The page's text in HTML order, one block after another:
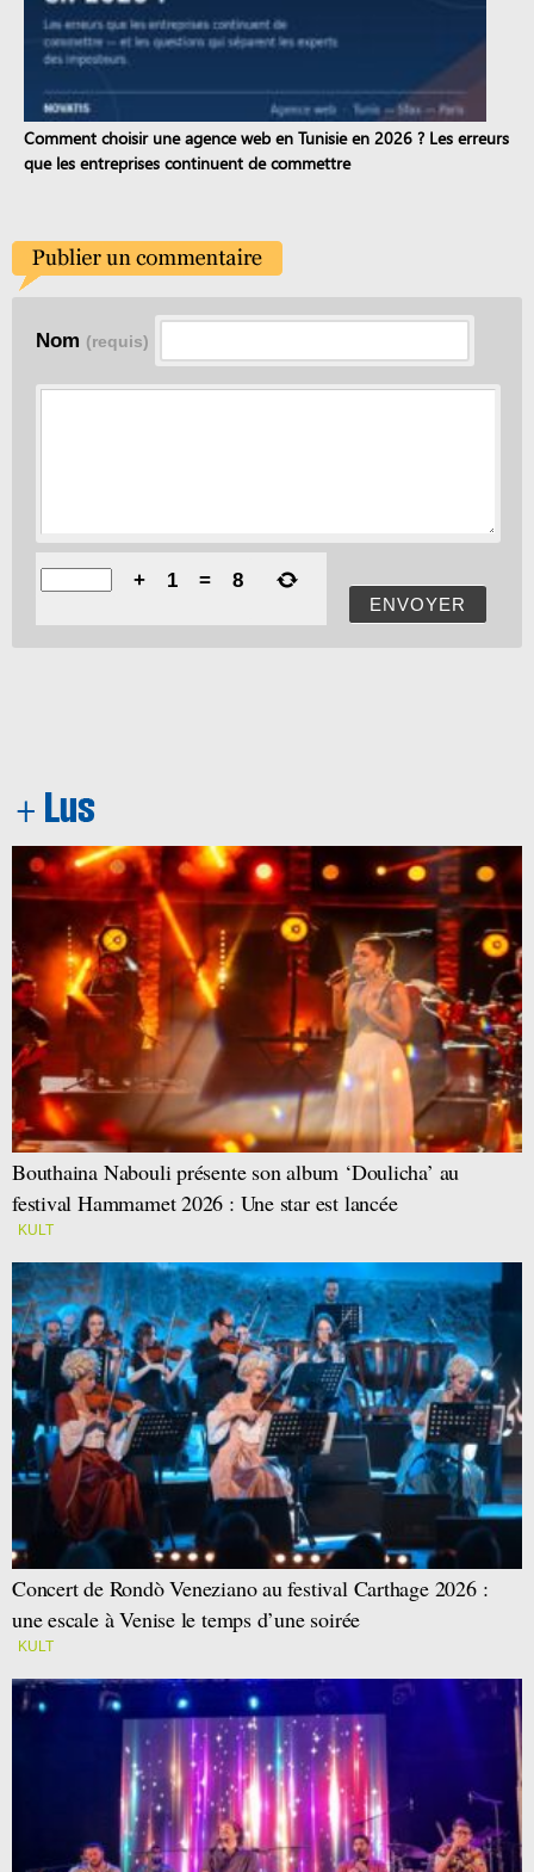
Comment choisir une agence web en Tunisie en 2026 ? Les erreurs
que les entreprises continuent de commettre
Nom (requis)
ENVOYER
+ 1 = 8
Bouthaina Nabouli présente son album ‘Doulicha’ au
festival Hammamet 2026 : Une star est lancée
KULT
Concert de Rondò Veneziano au festival Carthage 2026 :
une escale à Venise le temps d’une soirée
KULT